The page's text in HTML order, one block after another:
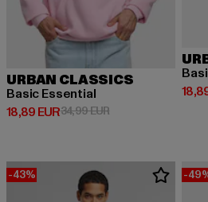
URBAN CLASSICS
Basic Essential
18,89 EUR
Derzeitiger Preis: 18,89 EUR
34,99 EURAktionspreis: 34,99
-43% -